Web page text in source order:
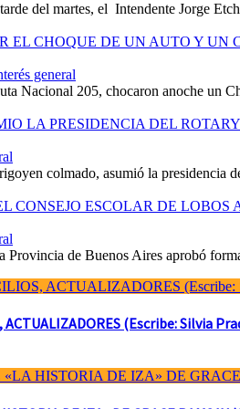
del martes, el Intendente Jorge
EL CHOQUE DE UN AUTO Y UN
general
Nacional 205, chocaron anoche un
LA PRESIDENCIA DEL ROTARY
colmado, asumió la presidencia
CONSEJO ESCOLAR DE
Provincia de Buenos Aires aprobó
ACTUALIZADORES (Escribe: Silvia